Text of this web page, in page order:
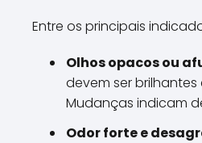
Entre os principais
Olhos opacos ou
devem ser brilhantes
Mudanças indicam
Odor forte e